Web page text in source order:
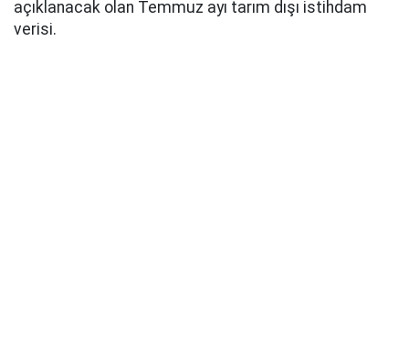
açıklanacak olan Temmuz ayı tarım dışı istihdam
verisi.